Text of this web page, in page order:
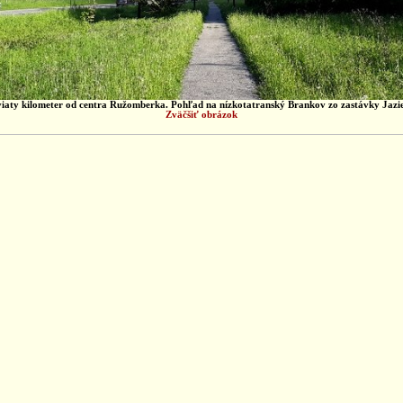
kilometer od centra Ružomberka. Pohľad na nízkotatranský Brankov zo zastávky
Zväčšiť obrázok